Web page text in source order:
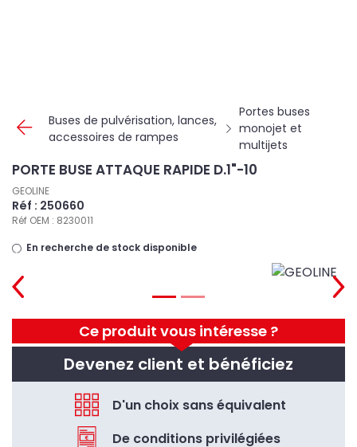
Buses de pulvérisation, lances,
accessoires de rampes
Portes buses
monojet et
multijets
Ce produit vous intéresse ?
Devenez client et bénéficiez
D'un choix sans équivalent
De conditions privilégiées
PORTE BUSE ATTAQUE RAPIDE D.1"-10
GEOLINE
Réf : 250660
Réf OEM : 8230011
En recherche de stock disponible